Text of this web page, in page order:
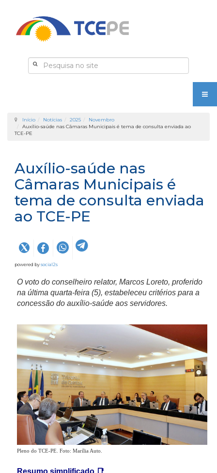
Início Notícias 2025
Novembro
Auxílio-saúde nas Câmaras Municipais é tema de consulta enviada ao
TCE-PE
Auxílio-saúde nas
Câmaras Municipais é
tema de consulta enviada
ao TCE-PE
powered bysocial2s
O voto do conselheiro relator, Marcos Loreto, proferido
na última quarta-feira (5), estabeleceu critérios para a
concessão do auxílio-saúde aos servidores.
Pleno do TCE-PE. Foto: Marília Auto.
Resumo simplificado 📑